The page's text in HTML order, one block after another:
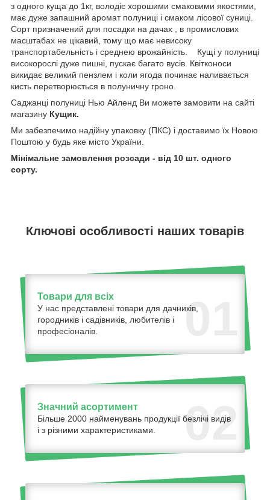
з одного куща до 1кг, володіє хорошими смаковими якостями,
має дуже запашний аромат полуниці і смаком лісової суниці.
Сорт призначений для посадки на дачах , в промислових
масштабах не цікавий, тому що має невисоку
транспортабельність і среднею врожайність. Кущі у полуниці
високорослі дуже пишні, пускає багато вусів. Квітконоси
викидає великий пензлем і коли ягода починає наливається
кисть перетворюється в полуничну гроно.
Саджанці полуниці Нью Айленд Ви можете замовити на сайті
магазину Кущик.
Ми забезпечимо надійну упаковку (ПКС) і доставимо їх Новою
Поштою у будь яке місто України.
Мінімальне замовлення розсади - від 10 шт. одного
сорту.
Ключові особливості наших товарів
01
Товари для всіх
У нас представлені товари для дачників,
городників і садівників, любителів і
професіоналів.
02
Значний асортимент
Більше 2000 найменувань продукції безлічі видів
і з різними характеристиками.